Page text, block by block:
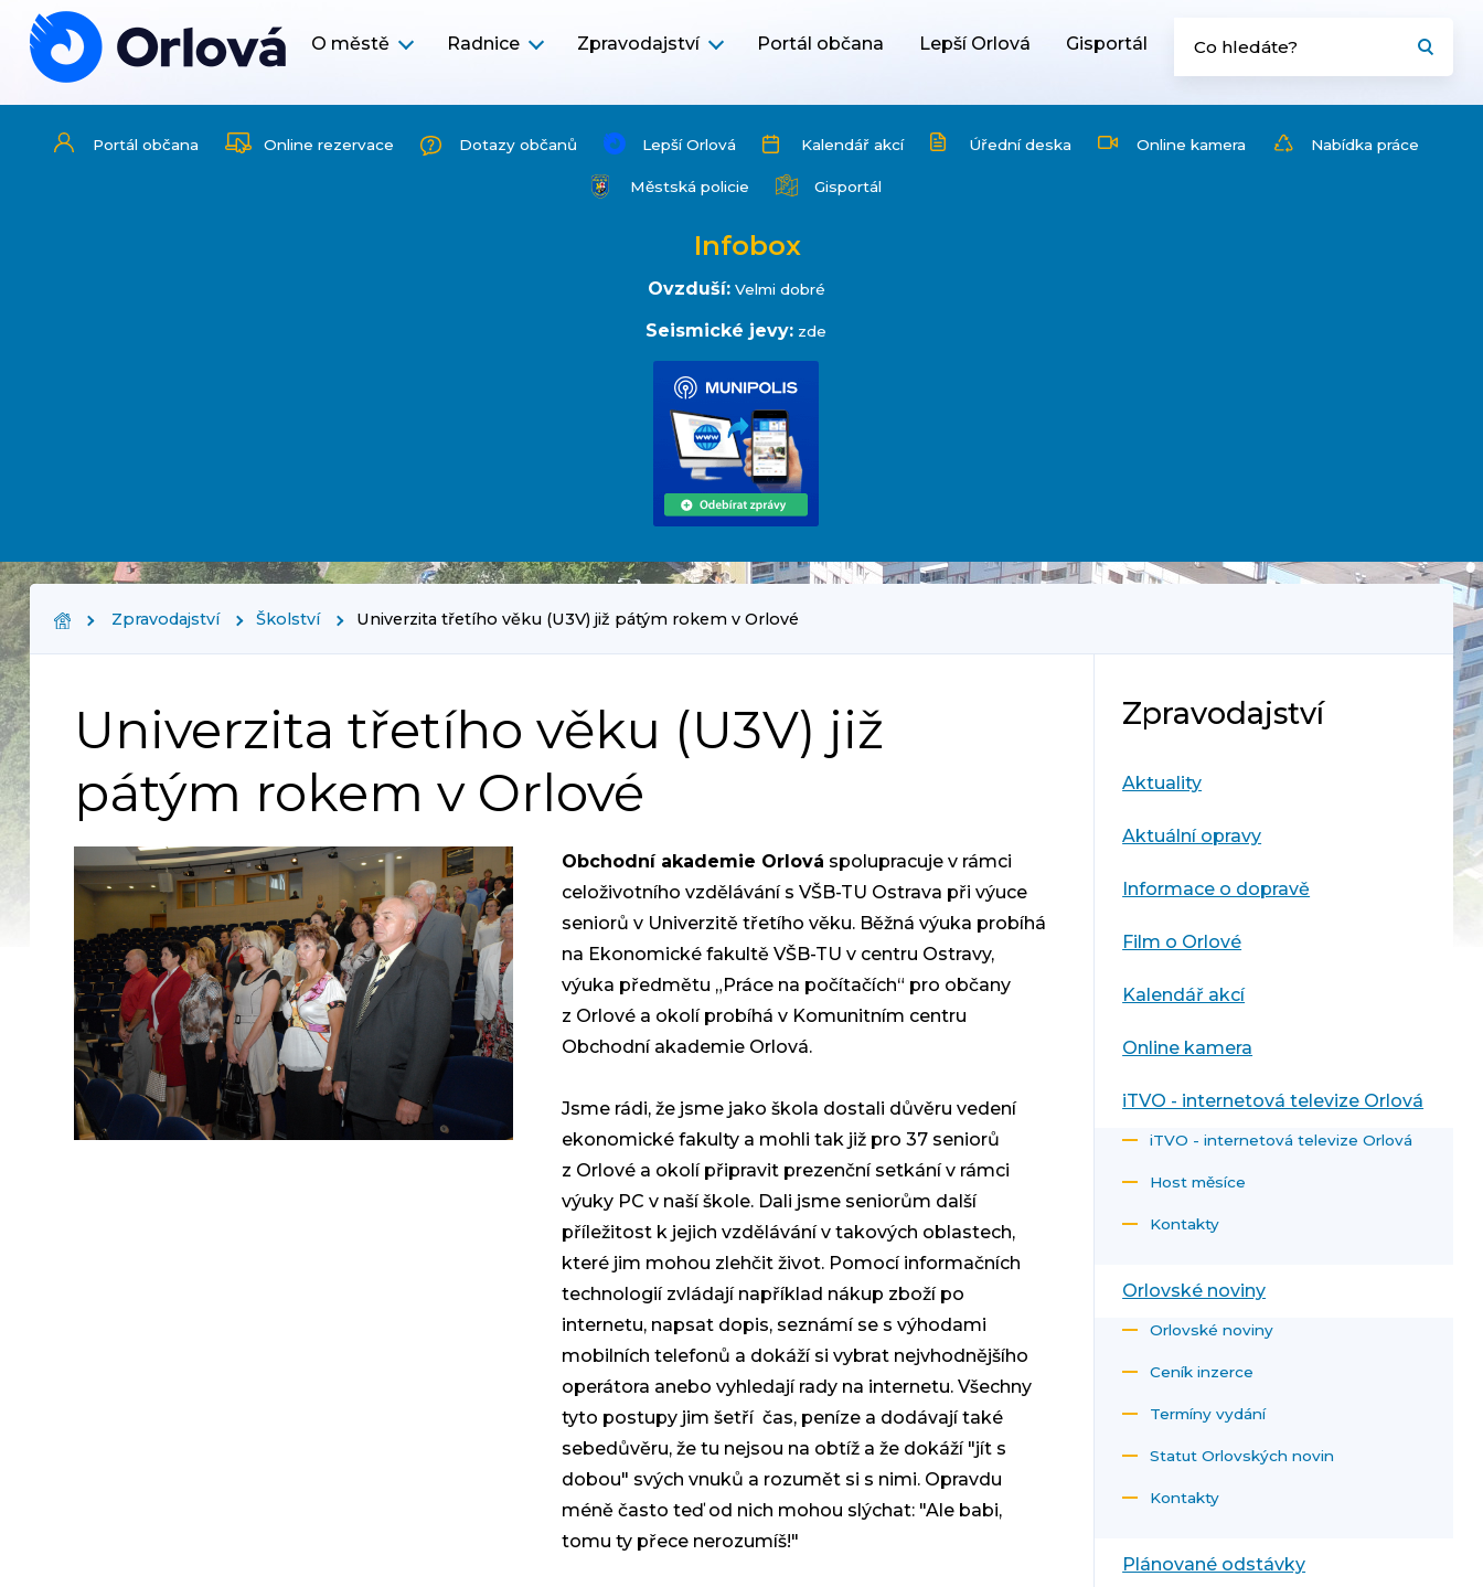
O městě Radnice Zpravodajství Portál občana Lepší Orlová Gisportál
Portál občana Online rezervace Dotazy občanů Lepší Orlová Kalendář akcí Úřední deska Online kamera Nabídka práce
Městská policie Gisportál
Infobox
Ovzduší: Velmi dobré
Seismické jevy: zde
Zpravodajství Školství Univerzita třetího věku (U3V) již pátým rokem v Orlové
Univerzita třetího věku (U3V) již
pátým rokem v Orlové
Obchodní akademie Orlová spolupracuje v rámci
celoživotního vzdělávání s VŠB-TU Ostrava při výuce
seniorů v Univerzitě třetího věku. Běžná výuka probíhá
na Ekonomické fakultě VŠB-TU v centru Ostravy,
výuka předmětu „Práce na počítačích“ pro občany
z Orlové a okolí probíhá v Komunitním centru
Obchodní akademie Orlová.
Jsme rádi, že jsme jako škola dostali důvěru vedení
ekonomické fakulty a mohli tak již pro 37 seniorů
z Orlové a okolí připravit prezenční setkání v rámci
výuky PC v naší škole. Dali jsme seniorům další
příležitost k jejich vzdělávání v takových oblastech,
které jim mohou zlehčit život. Pomocí informačních
technologií zvládají například nákup zboží po
internetu, napsat dopis, seznámí se s výhodami
mobilních telefonů a dokáží si vybrat nejvhodnějšího
operátora anebo vyhledají rady na internetu. Všechny
tyto postupy jim šetří čas, peníze a dodávají také
sebedůvěru, že tu nejsou na obtíž a že dokáží "jít s
dobou" svých vnuků a rozumět si s nimi. Opravdu
méně často teď od nich mohou slýchat: "Ale babi,
tomu ty přece nerozumíš!"
Zpravodajství
Aktuality
Aktuální opravy
Informace o dopravě
Film o Orlové
Kalendář akcí
Online kamera
iTVO - internetová televize Orlová
iTVO - internetová televize Orlová
Host měsíce
Kontakty
Orlovské noviny
Orlovské noviny
Ceník inzerce
Termíny vydání
Statut Orlovských novin
Kontakty
Plánované odstávky